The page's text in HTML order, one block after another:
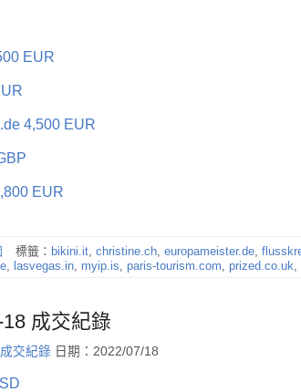
EUR
4,500 EUR
EUR
標籤： bikini.it, christine.ch, europameister.de,
, lasvegas.in, myip.is, paris-tourism.com, prized.co.uk,
成交紀錄
成交紀錄 日期：2022/07/18